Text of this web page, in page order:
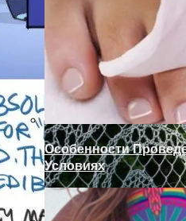
Готовим Газон К
Особенности
Условиях